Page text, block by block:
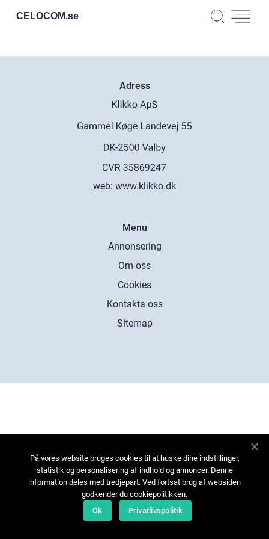
CELOCOM.se
Adress
web: www.klikko.dk
Menu
Annonsering
Om oss
Cookies
Kontakta oss
Sitemap
På vores website bruges cookies til at huske dine indstillinger,
statistik og personalisering af indhold og annoncer. Denne
information deles med tredjepart. Ved fortsat brug af websiden
godkender du cookiepolitikken.
Ok
Privatlivspolitik